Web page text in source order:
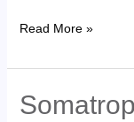
Метандиенон
принимать
Read More »